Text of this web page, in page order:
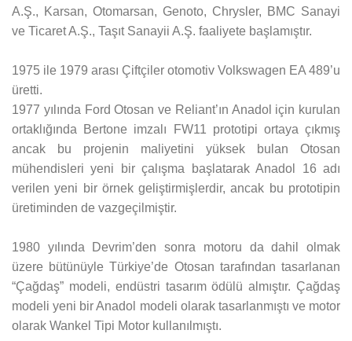
A.Ş., Karsan, Otomarsan, Genoto, Chrysler, BMC Sanayi
ve Ticaret A.Ş., Taşıt Sanayii A.Ş. faaliyete başlamıştır.
1975 ile 1979 arası Çiftçiler otomotiv Volkswagen EA 489’u
üretti.
1977 yılında Ford Otosan ve Reliant’ın Anadol için kurulan
ortaklığında Bertone imzalı FW11 prototipi ortaya çıkmış
ancak bu projenin maliyetini yüksek bulan Otosan
mühendisleri yeni bir çalışma başlatarak Anadol 16 adı
verilen yeni bir örnek geliştirmişlerdir, ancak bu prototipin
üretiminden de vazgeçilmiştir.
1980 yılında Devrim’den sonra motoru da dahil olmak
üzere bütünüyle Türkiye’de Otosan tarafından tasarlanan
“Çağdaş” modeli, endüstri tasarım ödülü almıştır. Çağdaş
modeli yeni bir Anadol modeli olarak tasarlanmıştı ve motor
olarak Wankel Tipi Motor kullanılmıştı.